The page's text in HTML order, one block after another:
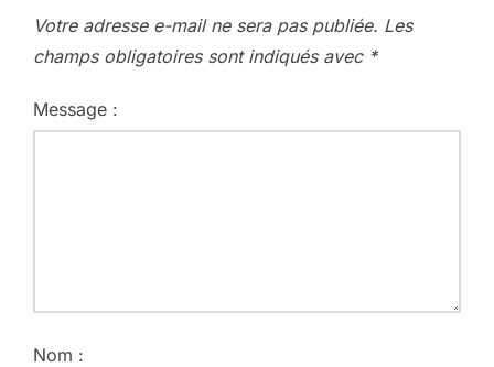
Votre adresse e-mail ne sera pas publiée. Les
champs obligatoires sont indiqués avec *
Message :
Nom :